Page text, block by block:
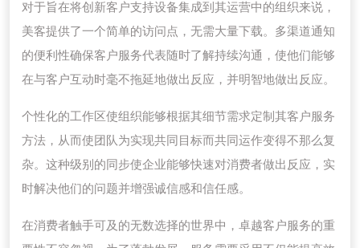
对于旨在将创新客户支持设备集成到其运营中的组织来说，
美客提供了一个简单的访问点，无需大量下载。多渠道通知
的便利性确保客户服务代表随时了解持续沟通，使他们能够
在与客户互动时毫不拖延地做出反应，并明智地做出反应。
个性化的工作区使组织能够根据其细节需求定制其客户服务
方法，从而使团队为实现共同目标而共同运作变得不那么复
杂。这种级别的同步使企业能够快速对消费者做出反应，实
时解决他们的问题并增强诚信感和信任感。
在消费者触手可及的无数选择的世界中，卓越客户服务的重